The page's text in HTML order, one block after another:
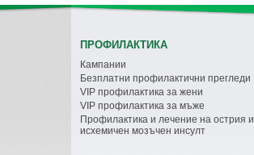
ПРОФИЛАКТИКА
Кампании
Безплатни профилактични прегледи
VIP профилактика за жени
VIP профилактика за мъже
Профилактика и лечение на острия и
исхемичен мозъчен инсулт